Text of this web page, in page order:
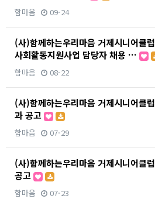
함마음 09-24
(사)함께하는우리마음 거제시니어클
사회활동지원사업 담당자 채용 …
함마음 08-22
(사)함께하는우리마음 거제시니어클
과 공고
함마음 07-29
(사)함께하는우리마음 거제시니어클
공고
함마음 07-23